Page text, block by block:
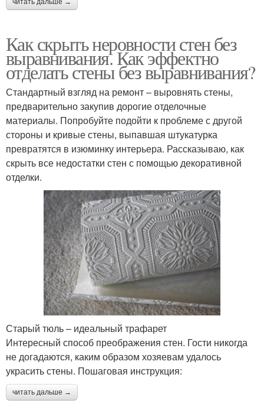
читать дальше →
Как скрыть неровности стен без
выравнивания. Как эффектно
отделать стены без выравнивания?
Стандартный взгляд на ремонт – выровнять стены,
предварительно закупив дорогие отделочные
материалы. Попробуйте подойти к проблеме с другой
стороны и кривые стены, выпавшая штукатурка
превратятся в изюминку интерьера. Рассказываю, как
скрыть все недостатки стен с помощью декоративной
отделки.
Старый тюль – идеальный трафарет
Интересный способ преображения стен. Гости никогда
не догадаются, каким образом хозяевам удалось
украсить стены. Пошаговая инструкция:
читать дальше →